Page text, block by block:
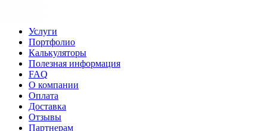
Услуги
Портфолио
Калькуляторы
Полезная информация
FAQ
О компании
Оплата
Доставка
Отзывы
Партнерам